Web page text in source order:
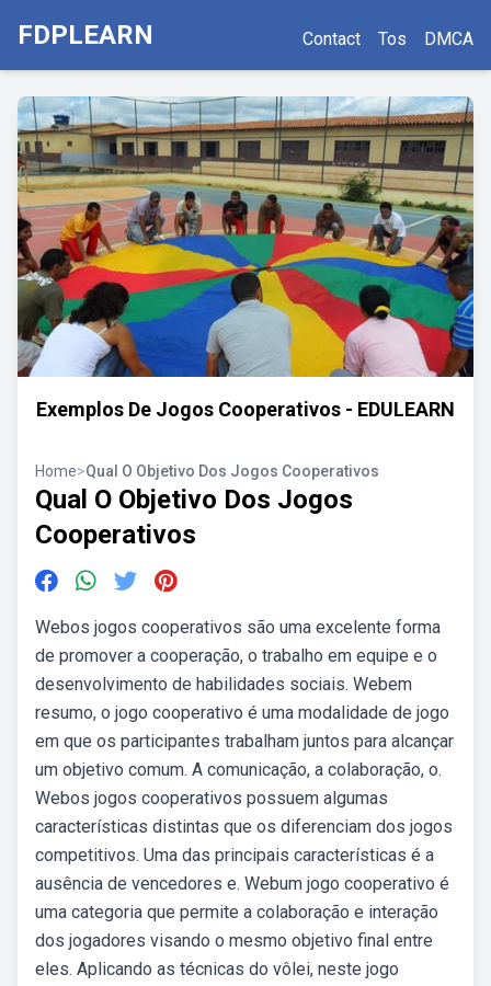
FDPLEARN Contact Tos DMCA
Exemplos De Jogos Cooperativos - EDULEARN
Home>Qual O Objetivo Dos Jogos Cooperativos
Qual O Objetivo Dos Jogos
Cooperativos
Webos jogos cooperativos são uma excelente forma
de promover a cooperação, o trabalho em equipe e o
desenvolvimento de habilidades sociais. Webem
resumo, o jogo cooperativo é uma modalidade de jogo
em que os participantes trabalham juntos para alcançar
um objetivo comum. A comunicação, a colaboração, o.
Webos jogos cooperativos possuem algumas
características distintas que os diferenciam dos jogos
competitivos. Uma das principais características é a
ausência de vencedores e. Webum jogo cooperativo é
uma categoria que permite a colaboração e interação
dos jogadores visando o mesmo objetivo final entre
eles. Aplicando as técnicas do vôlei, neste jogo